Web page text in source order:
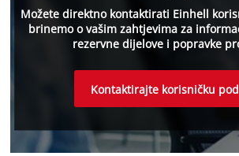
Možete direktno kontaktirati Einhell
brinemo o vašim zahtjevima za
rezervne dijelove i popravke
Kontaktirajte korisničku